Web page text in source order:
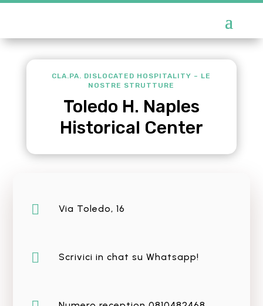
CLA.PA. DISLOCATED HOSPITALITY – LE
NOSTRE STRUTTURE
Toledo H. Naples
Historical Center
 Via Toledo, 16
 Scrivici in chat su Whatsapp!